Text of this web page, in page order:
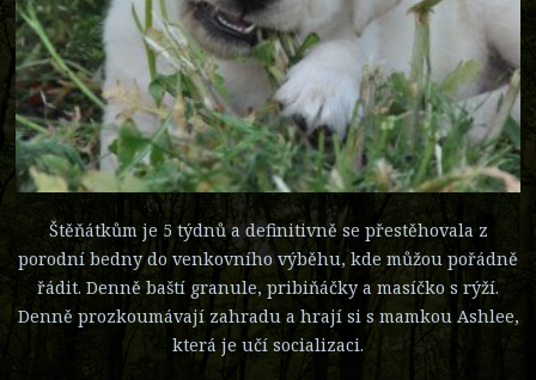
Štěňátkům je 5 týdnů a definitivně se přestěhovala z
porodní bedny do venkovního výběhu, kde můžou pořádně
řádit. Denně baští granule, pribiňáčky a masíčko s rýží.
Denně prozkoumávají zahradu a hrají si s mamkou Ashlee,
která je učí socializaci.